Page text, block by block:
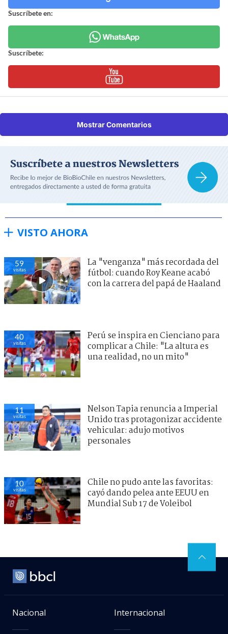
Suscríbete en:
Suscríbete:
Mostrar Comentarios
VISTO AHORA
59
visitas
La "venganza" más recordada del
fútbol: cuando Roy Keane acabó
con la carrera del papá de Haaland
40
visitas
Perú se inspira en Cienciano para
complicar a Chile: "La altura es
una realidad, no un mito"
11
visitas
Nelson Tapia renuncia a Imperial
Unido tras protagonizar accidente
vehicular: adujo motivos
personales
10
visitas
Chile no pudo ante las favoritas:
cayó dando pelea ante EEUU en
Mundial Sub 17 de Voleibol
Nacional Internacional